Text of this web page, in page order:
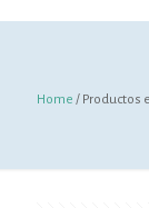
Home / Productos